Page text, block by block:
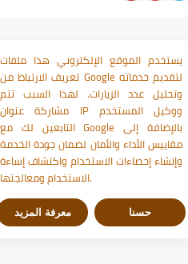
يستخدم الموقع الإلكتروني هذا ملفات
تعريف الارتباط من Google لتقديم خدماته
وتحليل عدد الزيارات. لهذا السبب تتم
مشاركة عنوان IP ووكيل المستخدم
التابعين لك مع Google بالإضافة إلى
مقاييس الأداء والأمان لضمان جودة الخدمة
وإنشاء إحصاءات الاستخدام واكتشاف إساءة
معرفة المزيد حسنا